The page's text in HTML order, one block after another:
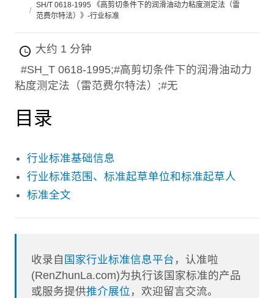
/
SH/T 0618-1995 《高剪切条件下的润滑油动力粘度测定法（雷
范费尔特法）》-行业标准
大约 1 分钟
#SH_T 0618-1995;#高剪切条件下的润滑油动力
粘度测定法（雷范费尔特法）;#无
目录
行业标准基础信息
行业标准范围、标准起草单位和标准起草人
标准全文
收录自 国家行业标准信息平台 ，认准啦
(RenZhunLa.com)为执行该国家标准的产品
或服务提供推介展位 ，欢迎留言交流。